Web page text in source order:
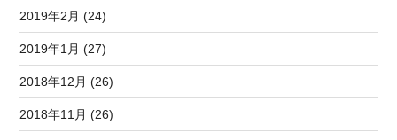
2019年2月 (24)
2019年1月 (27)
2018年12月 (26)
2018年11月 (26)